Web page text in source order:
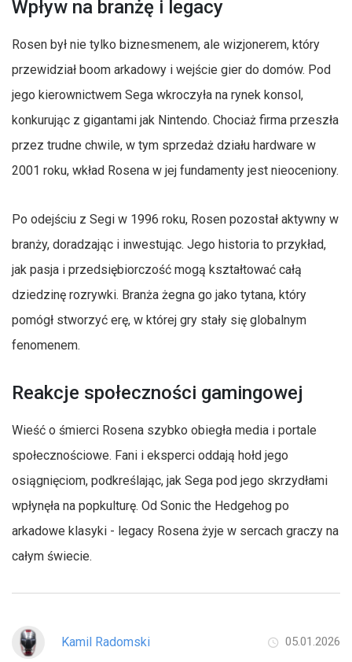
Wpływ na branżę i legacy
Rosen był nie tylko biznesmenem, ale wizjonerem, który
przewidział boom arkadowy i wejście gier do domów. Pod
jego kierownictwem Sega wkroczyła na rynek konsol,
konkurując z gigantami jak Nintendo. Chociaż firma przeszła
przez trudne chwile, w tym sprzedaż działu hardware w
2001 roku, wkład Rosena w jej fundamenty jest nieoceniony.
Po odejściu z Segi w 1996 roku, Rosen pozostał aktywny w
branży, doradzając i inwestując. Jego historia to przykład,
jak pasja i przedsiębiorczość mogą kształtować całą
dziedzinę rozrywki. Branża żegna go jako tytana, który
pomógł stworzyć erę, w której gry stały się globalnym
fenomenem.
Reakcje społeczności gamingowej
Wieść o śmierci Rosena szybko obiegła media i portale
społecznościowe. Fani i eksperci oddają hołd jego
osiągnięciom, podkreślając, jak Sega pod jego skrzydłami
wpłynęła na popkulturę. Od Sonic the Hedgehog po
arkadowe klasyki - legacy Rosena żyje w sercach graczy na
całym świecie.
Kamil Radomski 05.01.2026